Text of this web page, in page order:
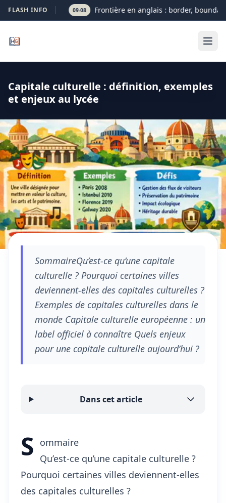
FLASH INFO 09-08 Frontière en anglais : border,
Capitale culturelle : définition, exemples
et enjeux au lycée
SommaireQu’est-ce qu’une capitale
culturelle ? Pourquoi certaines villes
deviennent-elles des capitales culturelles ?
Exemples de capitales culturelles dans le
monde Capitale culturelle européenne : un
label officiel à connaître Quels enjeux
pour une capitale culturelle aujourd’hui ?
Dans cet article
S ommaire
Qu’est-ce qu’une capitale culturelle ?
Pourquoi certaines villes deviennent-elles
des capitales culturelles ?